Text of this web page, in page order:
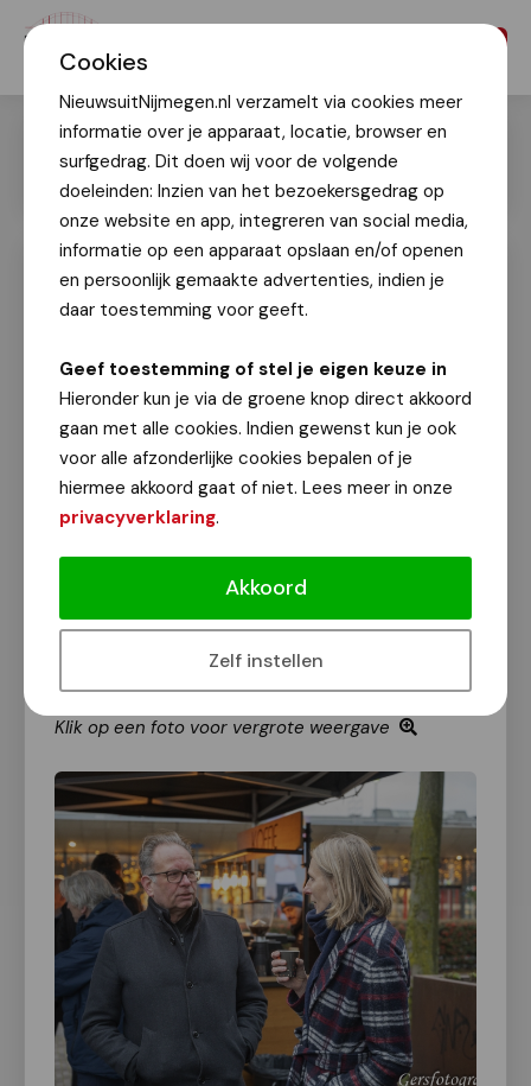
Cookies
NieuwsuitNijmegen.nl verzamelt via cookies meer
informatie over je apparaat, locatie, browser en
surfgedrag. Dit doen wij voor de volgende
doeleinden: Inzien van het bezoekersgedrag op
onze website en app, integreren van social media,
informatie op een apparaat opslaan en/of openen
en persoonlijk gemaakte advertenties, indien je
daar toestemming voor geeft.
Geef toestemming of stel je eigen keuze in
Hieronder kun je via de groene knop direct akkoord
gaan met alle cookies. Indien gewenst kun je ook
voor alle afzonderlijke cookies bepalen of je
hiermee akkoord gaat of niet. Lees meer in onze
privacyverklaring.
Akkoord
Zelf instellen
Start bouw nieuwe Metterswane
Ger Neijenhuyzen
Naast een woord van welkom door Gerard Bult van
KondorWessels Projecten en een update over de
planning van de bouw, is het ‘officiële’ moment van
de start van de bouw gevierd door het onthullen
van een maquette. Deze handeling werd verricht
door wethouder Vergunst, Ronald Leushuis (Talis)
en Roy Hasselerharm (KondorWessels Projecten).
Update volgt.
Klik op een foto voor vergrote weergave